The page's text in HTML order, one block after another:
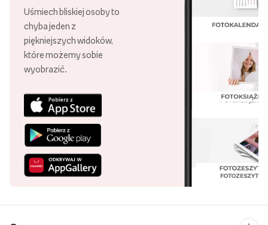
Uśmiech bliskiej osoby to
chyba jeden z
piękniejszych widoków,
które możemy sobie
wyobrazić.